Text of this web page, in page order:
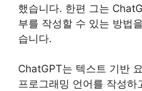
했습니다. 한편 그는
부를 작성할 수 있는 방법
습니다.
ChatGPT는 텍스트 기반
프로그래밍 언어를 작성하